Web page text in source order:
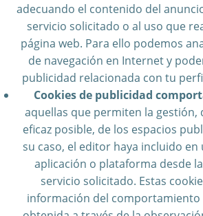
adecuando el contenido del
servicio solicitado o al uso que
página web. Para ello podemos
de navegación en Internet y
publicidad relacionada con tu
Cookies de publicidad
aquellas que permiten la gestión,
eficaz posible, de los espacios
su caso, el editor haya incluido en
aplicación o plataforma desde
servicio solicitado. Estas
información del comportamiento